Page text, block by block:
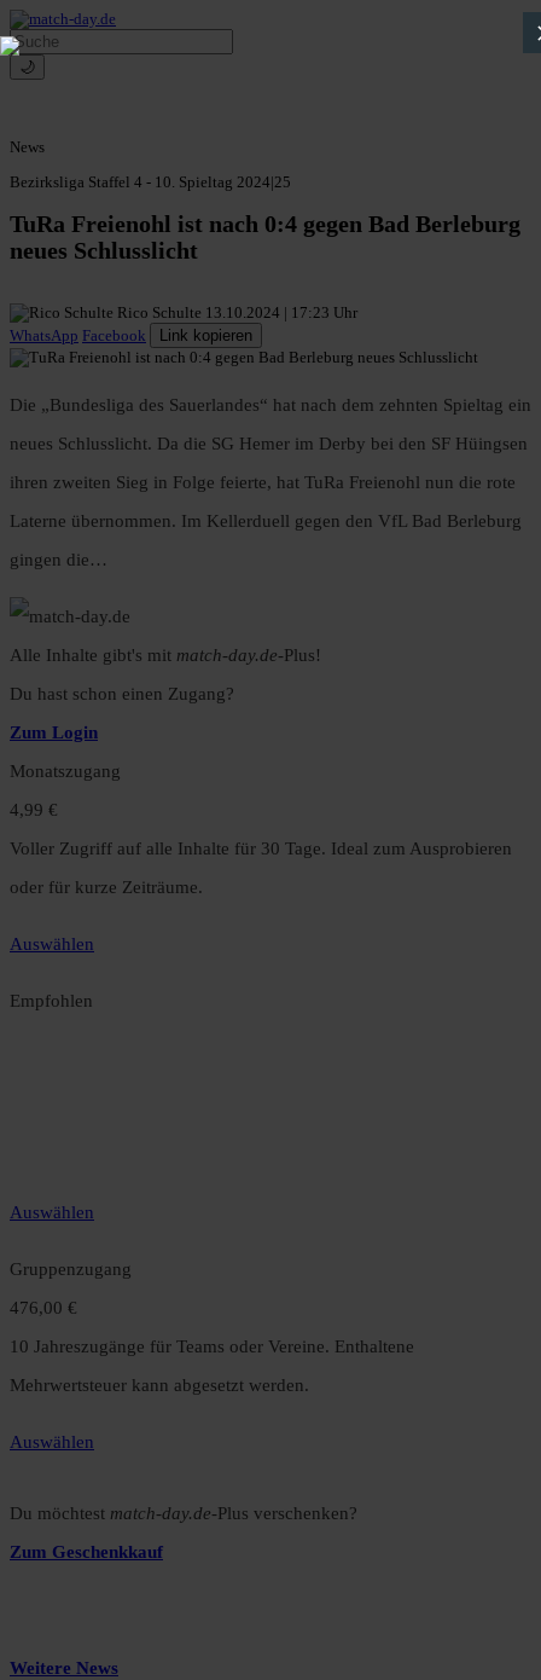
🌙
News
Bezirksliga Staffel 4 - 10. Spieltag 2024|25
TuRa Freienohl ist nach 0:4 gegen Bad Berleburg
neues Schlusslicht
Rico Schulte 13.10.2024 | 17:23 Uhr
WhatsApp Facebook Link kopieren
Die „Bundesliga des Sauerlandes“ hat nach dem zehnten Spieltag ein
neues Schlusslicht. Da die SG Hemer im Derby bei den SF Hüingsen
ihren zweiten Sieg in Folge feierte, hat TuRa Freienohl nun die rote
Laterne übernommen. Im Kellerduell gegen den VfL Bad Berleburg
gingen die…
Alle Inhalte gibt's mit match-day.de-Plus!
Du hast schon einen Zugang?
Zum Login
Monatszugang
4,99 €
Voller Zugriff auf alle Inhalte für 30 Tage. Ideal zum Ausprobieren
oder für kurze Zeiträume.
Auswählen
Empfohlen
Auswählen
Gruppenzugang
476,00 €
10 Jahreszugänge für Teams oder Vereine. Enthaltene
Mehrwertsteuer kann abgesetzt werden.
Auswählen
Du möchtest match-day.de-Plus verschenken?
Zum Geschenkkauf
Weitere News